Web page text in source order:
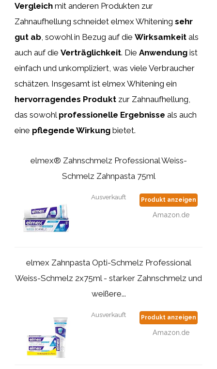
Vergleich mit anderen Produkten zur
Zahnaufhellung schneidet elmex Whitening sehr
gut ab , sowohl in Bezug auf die Wirksamkeit als
auch auf die Verträglichkeit. Die Anwendung ist
einfach und unkompliziert, was viele Verbraucher
schätzen. Insgesamt ist elmex Whitening ein
hervorragendes Produkt zur Zahnaufhellung,
das sowohl professionelle Ergebnisse als auch
eine pflegende Wirkung bietet.
elmex® Zahnschmelz Professional Weiss-
Schmelz Zahnpasta 75ml
Ausverkauft Produkt anzeigen
Amazon.de
elmex Zahnpasta Opti-Schmelz Professional
Weiss-Schmelz 2x75ml - starker Zahnschmelz und
weißere...
Ausverkauft Produkt anzeigen
Amazon.de